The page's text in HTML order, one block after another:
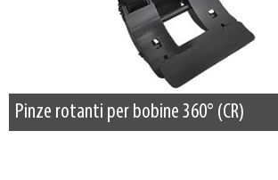
Pinze rotanti per bobine 360° (CR)